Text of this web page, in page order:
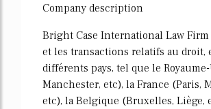
Company description
Bright Case International Law
et les transactions relatifs au droit,
différents pays, tel que le
Manchester, etc), la France (Paris,
etc), la Belgique (Bruxelles, Liège,